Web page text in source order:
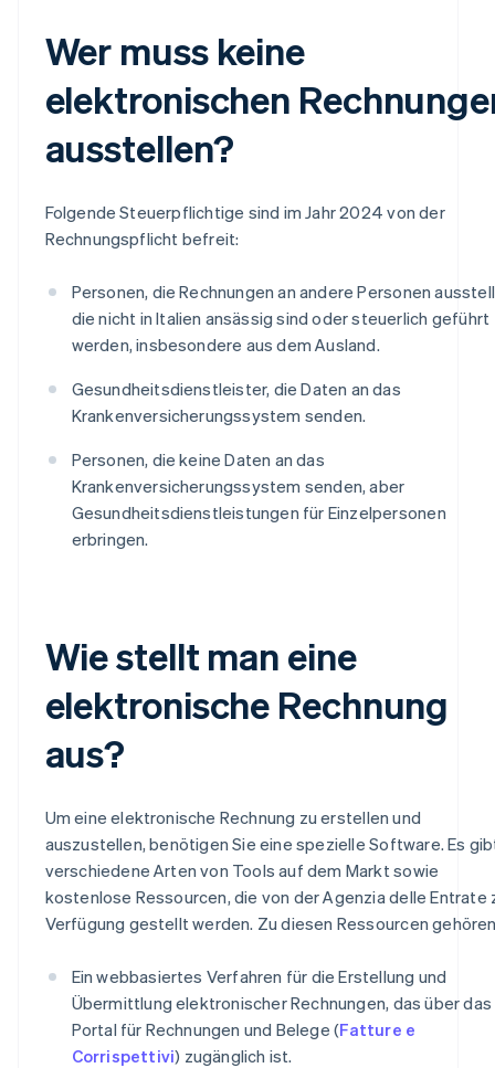
Wer muss keine
elektronischen
ausstellen?
Folgende Steuerpflichtige sind im Jahr 2024 von der
Rechnungspflicht befreit:
Personen, die Rechnungen an andere Personen
die nicht in Italien ansässig sind oder steuerlich geführt
werden, insbesondere aus dem Ausland.
Gesundheitsdienstleister, die Daten an das
Krankenversicherungssystem senden.
Personen, die keine Daten an das
Krankenversicherungssystem senden, aber
Gesundheitsdienstleistungen für Einzelpersonen
erbringen.
Wie stellt man eine
elektronische Rechnung
aus?
Um eine elektronische Rechnung zu erstellen und
auszustellen, benötigen Sie eine spezielle Software. Es
verschiedene Arten von Tools auf dem Markt sowie
kostenlose Ressourcen, die von der Agenzia delle Entrate
Verfügung gestellt werden. Zu diesen Ressourcen
Ein webbasiertes Verfahren für die Erstellung und
Übermittlung elektronischer Rechnungen, das über das
Portal für Rechnungen und Belege (Fatture e
Corrispettivi) zugänglich ist.